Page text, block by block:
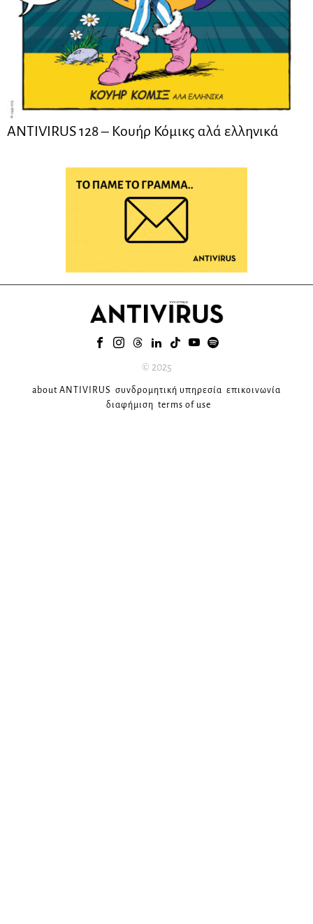
ANTIVIRUS 128 – Kουήρ Κόμικς αλά ελληνικά
© 2025
about ANTIVIRUS συνδρομητική υπηρεσία επικοινωνία
διαφήμιση terms of use